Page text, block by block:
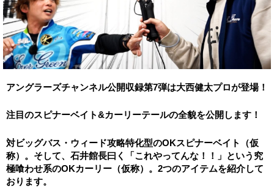
アングラーズチャンネル公開収録第7弾は大西健太プロが登場！
注目のスピナーベイト&カーリーテールの全貌を公開します！
対ビッグバス・ウィード攻略特化型のOKスピナーベイト（仮
称）。そして、石井館長曰く「これやってんな！！」という究
極喰わせ系のOKカーリー（仮称）。2つのアイテムを紹介して
おります。